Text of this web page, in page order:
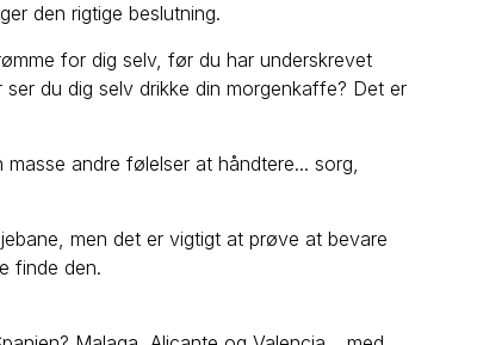
den rigtige beslutning.
for dig selv, før du har underskrevet
du dig selv drikke din morgenkaffe? Det er
andre følelser at håndtere... sorg,
men det er vigtigt at prøve at bevare
finde den.